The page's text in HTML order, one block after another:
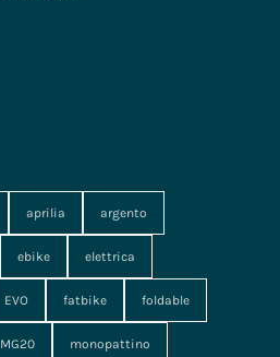
aprilia argento
ebike elettrica
EVO fatbike foldable
MG20 monopattino